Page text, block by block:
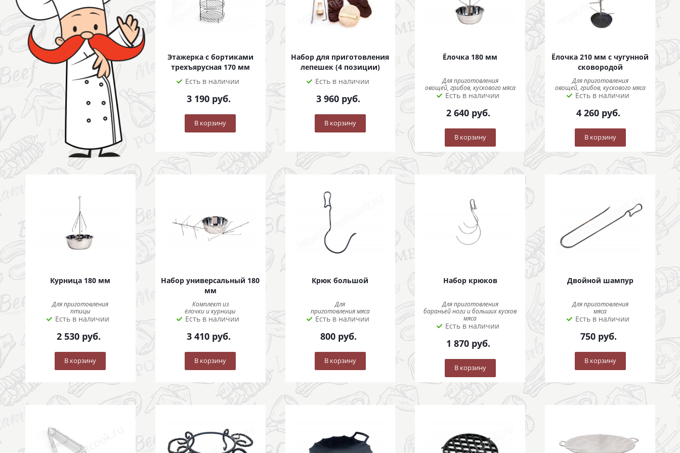
Этажерка с бортиками
трехъярусная 170 мм
Есть в наличии
3 190руб.
В корзину
Набор для приготовления
лепешек (4 позиции)
Есть в наличии
3 960 руб.
В корзину
Ёлочка 180 мм
Для приготовления
овощей, грибов, кускового мяса
Есть в наличии
2 640 руб.
В корзину
Ёлочка 210 мм с чугунной
сковородой
Для приготовления
овощей, грибов, кускового мяса
Есть в наличии
4 260 руб.
В корзину
Курница 180 мм
Для приготовления
птицы
Есть в наличии
2 530руб.
В корзину
Набор универсальный 180
мм
Комплект из
ёлочки и курницы
Есть в наличии
3 410руб.
В корзину
Крюк большой
Для
приготовления мяса
Есть в наличии
800руб.
В корзину
Набор крюков
Для приготовления
бараньей ноги и больших кусков
мяса
Есть в наличии
1 870 руб.
В корзину
Двойной шампур
Для приготовления
мяса
Есть в наличии
750руб.
В корзину